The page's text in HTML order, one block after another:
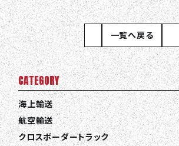
一覧へ戻る
CATEGORY
海上輸送
航空輸送
クロスボーダートラック